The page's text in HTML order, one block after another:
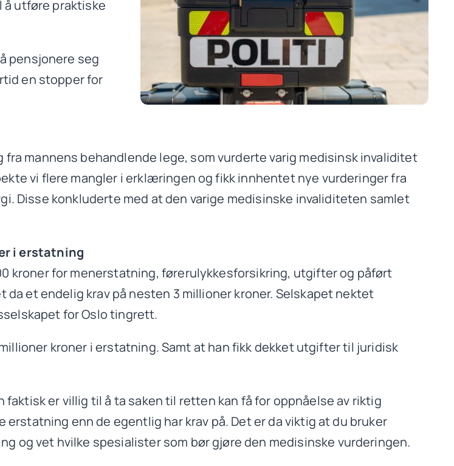
utføre praktiske
pensjonere seg
en stopper for
mannens behandlende lege, som vurderte varig medisinsk invaliditet
vi flere mangler i erklæringen og fikk innhentet nye vurderinger fra
Disse konkluderte med at den varige medisinske invaliditeten samlet
i erstatning
kroner for menerstatning, førerulykkesforsikring, utgifter og påført
et endelig krav på nesten 3 millioner kroner. Selskapet nektet
for Oslo tingrett.
kroner i erstatning. Samt at han fikk dekket utgifter til juridisk
er villig til å ta saken til retten kan få for oppnåelse av riktig
enn de egentlig har krav på. Det er da viktig at du bruker
og vet hvilke spesialister som bør gjøre den medisinske vurderingen.